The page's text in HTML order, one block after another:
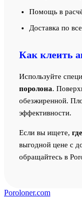
Помощь в
Доставка по
Как клеить
Используйте
поролона.
обезжиренной.
эффективности.
Если вы ищете,
выгодной цене с
обращайтесь в
Poroloner.com